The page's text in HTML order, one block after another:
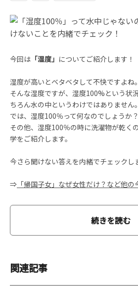
今回は 「湿度」 についてご紹介します！
湿度が高いとベタベタして不快ですよね。
そんな湿度ですが、湿度100%という状
ちろん水の中というわけではありません。
では、湿度100％って何なのでしょうか？
その他、湿度100％の時に洗濯物が乾く
学をご紹介します。
今さら聞けない答えを内緒でチェックし
⇒ 「帰国子女」なぜ女性だけ？など他
続きを読む
関連記事